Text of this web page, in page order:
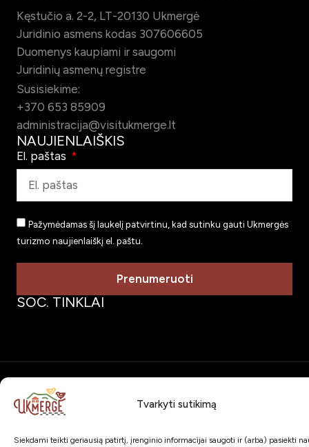
Tvarkyti sutikimą
Siekdami teikti geriausią patirtį, įrenginio informacijai saugoti ir (arba) pasiekti
Kęstučio a. 2-2, LT-20130 Ukmergė
Juridinio asmens kodas 307606605
Duomenys kaupiami ir saugomi
Juridinių asmenų registre
Susisiekime:
+370 653 85909
administracija@visitukmerge.lt
NAUJIENLAIŠKIS
El. paštas
Pažymėdamas šį laukelį patvirtinu, kad sutinku gauti Ukmergės
turizmo naujienlaiškį el. paštu.
Prenumeruoti
SOC. TINKLAI
ir verslumo centras